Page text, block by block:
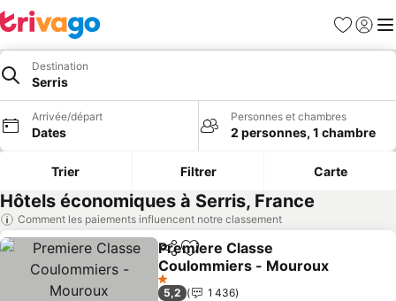
Favoris
Se
Destination
Serris
Arrivée/départ
Dates
Personnes et chambres
2 personnes, 1 chambre
Trier Filtrer Carte
Hôtels économiques à Serris, France
Comment les paiements influencent notre classement
PartagerAjouter à mes favoris
Premiere Classe
Coulommiers - Mouroux
Consulter les prix
1 Étoiles
5,2
1 436